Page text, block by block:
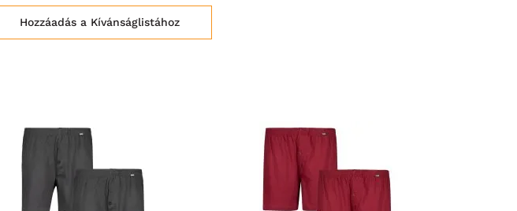
Hozzáadás a Kívánságlistához